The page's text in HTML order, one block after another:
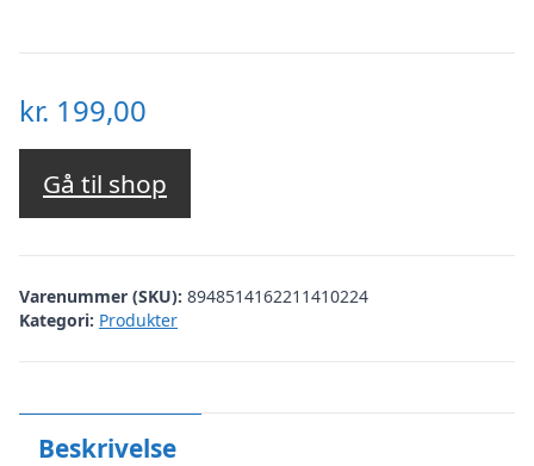
kr. 199,00
Gå til shop
Varenummer (SKU): 8948514162211410224
Kategori: Produkter
Beskrivelse